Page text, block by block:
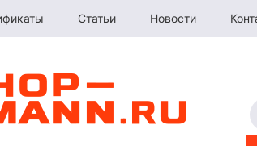
Статьи Новости